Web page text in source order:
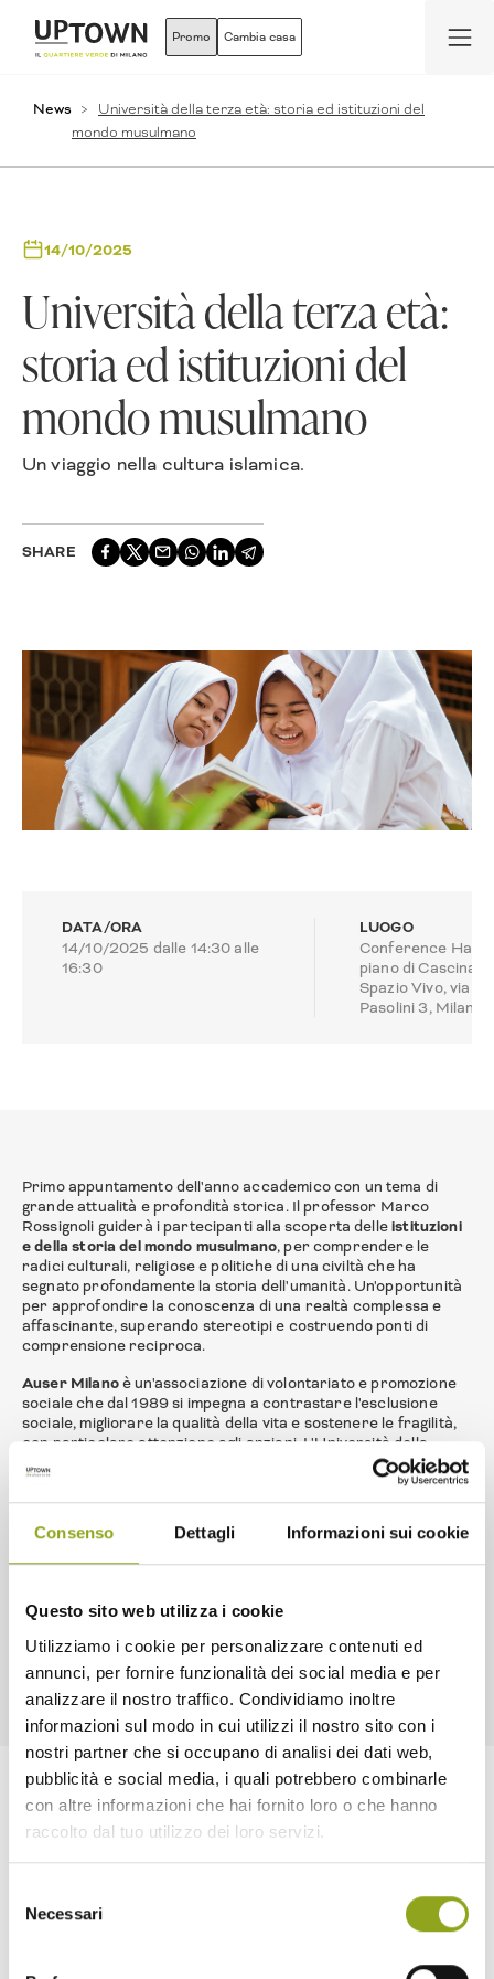
Consenso Dettagli Informazioni sui cookie
Questo sito web utilizza i cookie
Utilizziamo i cookie per personalizzare contenuti ed
annunci, per fornire funzionalità dei social media e per
analizzare il nostro traffico. Condividiamo inoltre
informazioni sul modo in cui utilizzi il nostro sito con i
nostri partner che si occupano di analisi dei dati web,
pubblicità e social media, i quali potrebbero combinarle
con altre informazioni che hai fornito loro o che hanno
raccolto dal tuo utilizzo dei loro servizi.
delNecessari
Promo Cambia casa
News
Università della terza età: storia ed istituzioni del
mondo musulmano
14/10/2025
Università della terza età:
storia ed istituzioni del
mondo musulmano
Un viaggio nella cultura islamica.
SHARE
DATA/ORA
14/10/2025 dalle 14:30 alle
16:30
LUOGO
Conference Hall,
piano di Cascina
Spazio Vivo, via
Pasolini 3, Milano
Primo appuntamento dell'anno accademico con un tema di
grande attualità e profondità storica. Il professor Marco
Rossignoli guiderà i partecipanti alla scoperta delleistituzioni
e della storia del mondo musulmano, per comprendere le
radici culturali, religiose e politiche di una civiltà che ha
segnato profondamente la storia dell'umanità. Un'opportunità
per approfondire la conoscenza di una realtà complessa e
affascinante, superando stereotipi e costruendo ponti di
comprensione reciproca.
Auser Milanoè un'associazione di volontariato e promozione
sociale che dal 1989 si impegna a contrastare l'esclusione
sociale, migliorare la qualità della vita e sostenere le fragilità,
con particolare attenzione agli anziani. L'Università della
Terza Età rappresenta uno dei progetti più significativi di
questa missione: un luogo dove le persone sono protagoniste,
dove l'apprendimento non ha età e dove si costruiscono reti di
solidarietà e conoscenza.
Quando: Ogni martedì dalle ore 14:30 alle ore 16:30